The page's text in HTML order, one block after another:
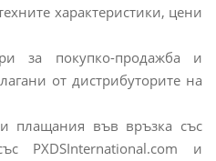
характеристики, цени
за покупко-продажба и
от дистрибуторите на
плащания във връзка със
PXDSInternational.com и